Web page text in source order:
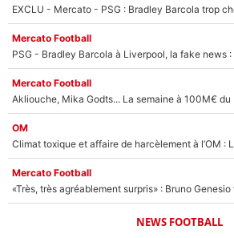
EXCLU - Mercato - PSG : Bradley Barcola trop
Mercato Football
PSG - Bradley Barcola à Liverpool, la fake news
Mercato Football
OM
Mercato Football
NEWS FOOTBALL